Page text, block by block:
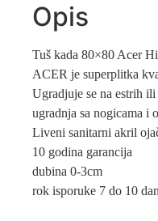
Opis
Tuš kada 80×80 Acer
ACER je superplitka
Ugradjuje se na estrih
ugradnja sa nogicama i
Liveni sanitarni akril
10 godina garancija
dubina 0-3cm
rok isporuke 7 do 10